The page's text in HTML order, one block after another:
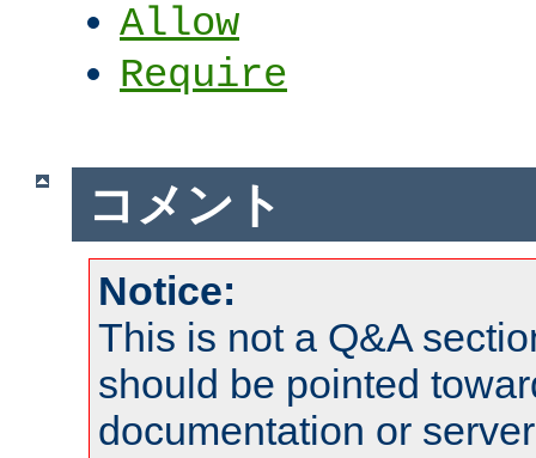
Allow
Require
コメント
Notice:
This is not a Q&A
should be pointed
documentation or